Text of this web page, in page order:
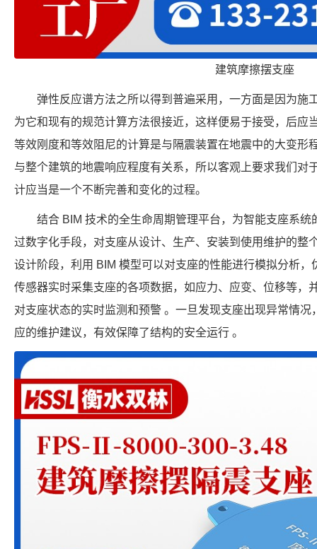
建筑摩擦摆支座
弹性反应谱方法之所以得到普遍采用，一方面是因为施
为它和现有的规范计算方法很接近，这样便易于接受，后应
等效刚度和等效阻尼的计算是与隔震装置在地震中的大变形
与整个建筑的地震响应程度有关系，所以客观上要求我们对
计应当是一个不断完善和变化的过程。
结合 BIM 技术的全生命周期管理平台，为智能支座系
过数字化手段，对支座从设计、生产、安装到使用维护的整
设计阶段，利用 BIM 模型可以对支座的性能进行模拟分析
传感器实时采集支座的各项数据，如应力、应变、位移等，
对支座状态的实时监测和预警 。一旦发现支座出现异常情
应的维护建议，有效保障了结构的安全运行 。